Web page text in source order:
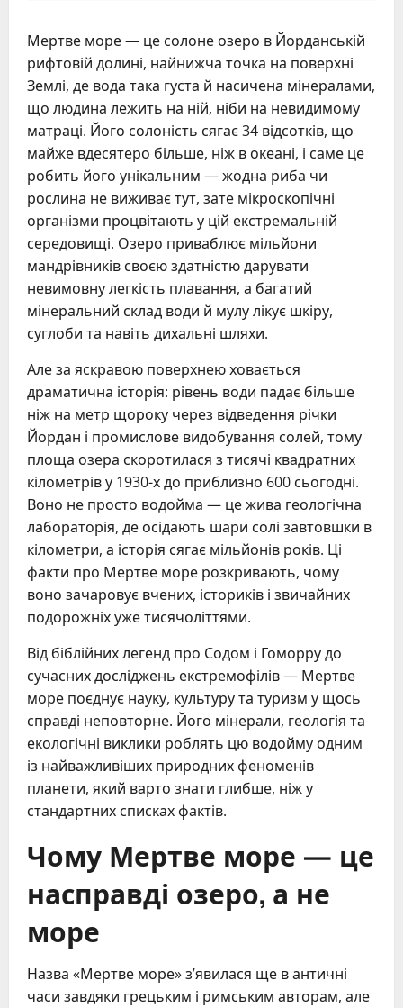
Мертве море — це солоне озеро в Йорданській
рифтовій долині, найнижча точка на поверхні
Землі, де вода така густа й насичена мінералами,
що людина лежить на ній, ніби на невидимому
матраці. Його солоність сягає 34 відсотків, що
майже вдесятеро більше, ніж в океані, і саме це
робить його унікальним — жодна риба чи
рослина не виживає тут, зате мікроскопічні
організми процвітають у цій екстремальній
середовищі. Озеро приваблює мільйони
мандрівників своєю здатністю дарувати
невимовну легкість плавання, а багатий
мінеральний склад води й мулу лікує шкіру,
суглоби та навіть дихальні шляхи.
Але за яскравою поверхнею ховається
драматична історія: рівень води падає більше
ніж на метр щороку через відведення річки
Йордан і промислове видобування солей, тому
площа озера скоротилася з тисячі квадратних
кілометрів у 1930-х до приблизно 600 сьогодні.
Воно не просто водойма — це жива геологічна
лабораторія, де осідають шари солі завтовшки в
кілометри, а історія сягає мільйонів років. Ці
факти про Мертве море розкривають, чому
воно зачаровує вчених, істориків і звичайних
подорожніх уже тисячоліттями.
Від біблійних легенд про Содом і Гоморру до
сучасних досліджень екстремофілів — Мертве
море поєднує науку, культуру та туризм у щось
справді неповторне. Його мінерали, геологія та
екологічні виклики роблять цю водойму одним
із найважливіших природних феноменів
планети, який варто знати глибше, ніж у
стандартних списках фактів.
Чому Мертве море — це
насправді озеро, а не
море
Назва «Мертве море» з’явилася ще в античні
часи завдяки грецьким і римським авторам, але